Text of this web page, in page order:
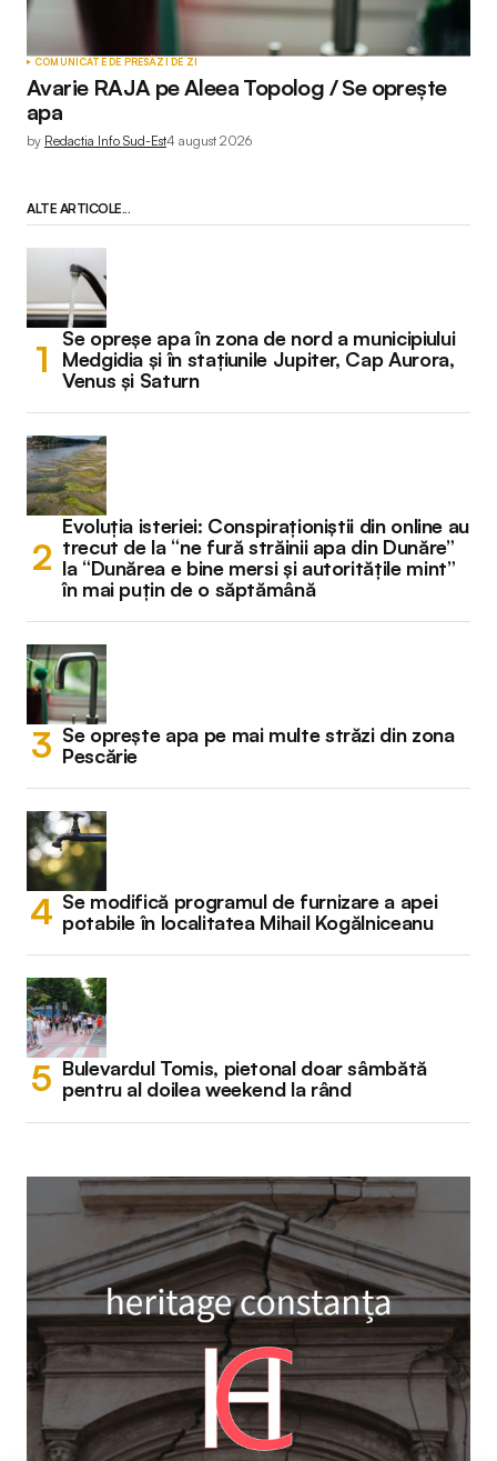
COMUNICATE DE PRESĂZI DE ZI
Avarie RAJA pe Aleea Topolog / Se oprește
apa
by Redactia Info Sud-Est4 august 2026
ALTE ARTICOLE...
Se opreșe apa în zona de nord a municipiului
Medgidia și în stațiunile Jupiter, Cap Aurora,
Venus și Saturn
Evoluția isteriei: Conspiraționiștii din online au
trecut de la “ne fură străinii apa din Dunăre”
la “Dunărea e bine mersi și autoritățile mint”
în mai puțin de o săptămână
Se oprește apa pe mai multe străzi din zona
Pescărie
Se modifică programul de furnizare a apei
potabile în localitatea Mihail Kogălniceanu
Bulevardul Tomis, pietonal doar sâmbătă
pentru al doilea weekend la rând